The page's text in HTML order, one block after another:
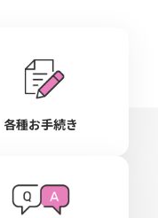
各種お手続き